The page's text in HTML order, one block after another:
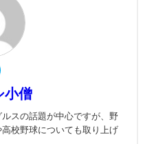
小僧
スの話題が中心ですが、野
校野球についても取り上げ